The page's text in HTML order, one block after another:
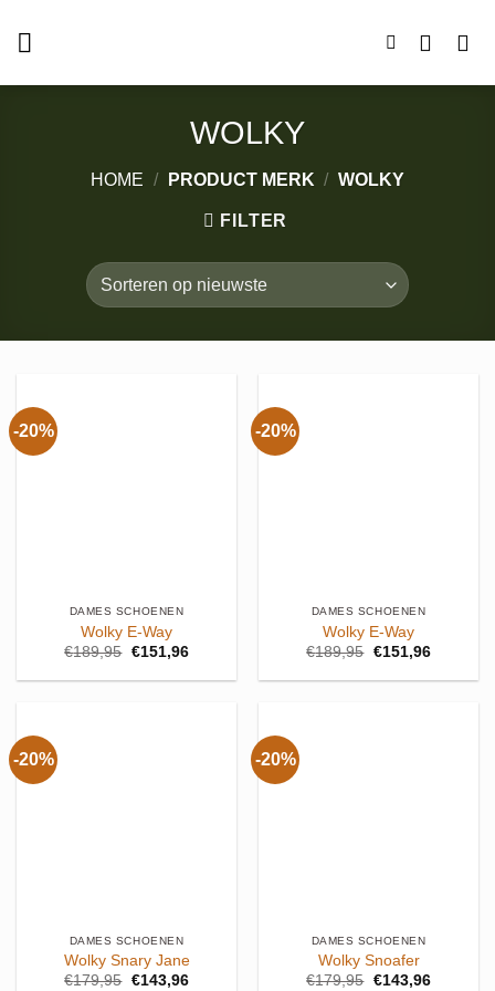
naar
WOLKY
HOME / PRODUCT MERK / WOLKY
FILTER
-20%
DAMES SCHOENEN
Wolky E-Way
€189,95 Oorspronkelijke
was:
€151,96Huidige
is:
-20%
DAMES SCHOENEN
Wolky E-Way
€189,95 Oorspronkelijke
was:
€151,96Huidige
is:
-20%
DAMES SCHOENEN
Wolky Snary Jane
€179,95 Oorspronkelijke
€143,96Huidige
-20%
DAMES SCHOENEN
Wolky Snoafer
€179,95 Oorspronkelijke
€143,96Huidige